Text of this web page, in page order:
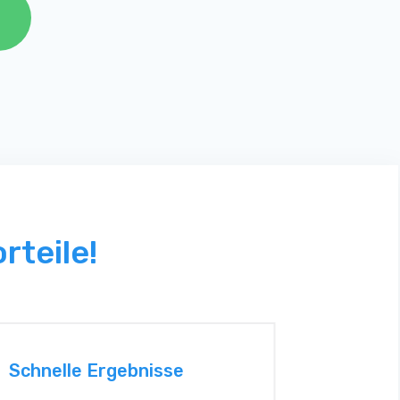
Schnelle Ergebnisse